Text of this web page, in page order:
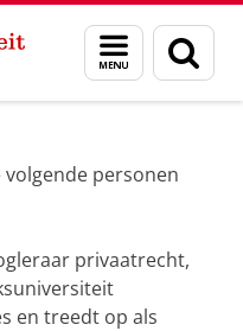
Menu
en
zoeken
16e Letselschadecongres
personen
privaatrecht,
en treedt op als